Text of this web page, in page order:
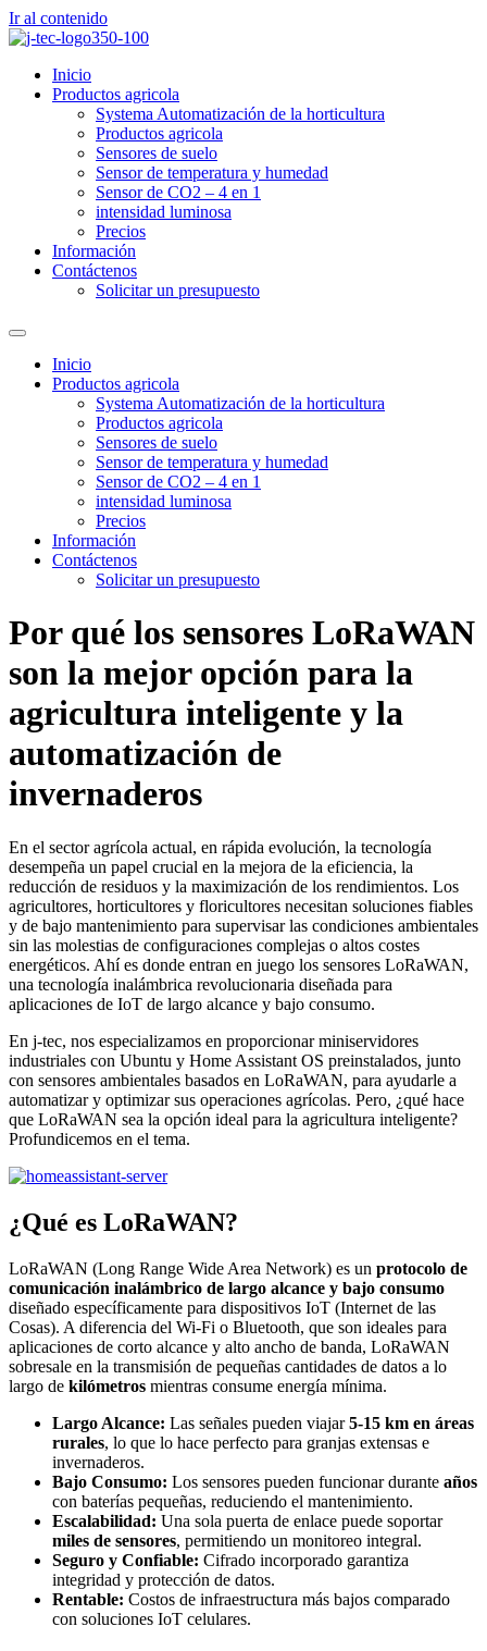
Ir al contenido
Inicio
Productos agricola
Systema Automatización de la horticultura
Productos agricola
Sensores de suelo
Sensor de temperatura y humedad
Sensor de CO2 – 4 en 1
intensidad luminosa
Precios
Información
Contáctenos
Solicitar un presupuesto
Inicio
Productos agricola
Systema Automatización de la horticultura
Productos agricola
Sensores de suelo
Sensor de temperatura y humedad
Sensor de CO2 – 4 en 1
intensidad luminosa
Precios
Información
Contáctenos
Solicitar un presupuesto
Por qué los sensores LoRaWAN
son la mejor opción para la
agricultura inteligente y la
automatización de
invernaderos
En el sector agrícola actual, en rápida evolución, la tecnología
desempeña un papel crucial en la mejora de la eficiencia, la
reducción de residuos y la maximización de los rendimientos. Los
agricultores, horticultores y floricultores necesitan soluciones fiables
y de bajo mantenimiento para supervisar las condiciones ambientales
sin las molestias de configuraciones complejas o altos costes
energéticos. Ahí es donde entran en juego los sensores LoRaWAN,
una tecnología inalámbrica revolucionaria diseñada para
aplicaciones de IoT de largo alcance y bajo consumo.
En j-tec, nos especializamos en proporcionar miniservidores
industriales con Ubuntu y Home Assistant OS preinstalados, junto
con sensores ambientales basados en LoRaWAN, para ayudarle a
automatizar y optimizar sus operaciones agrícolas. Pero, ¿qué hace
que LoRaWAN sea la opción ideal para la agricultura inteligente?
Profundicemos en el tema.
¿Qué es LoRaWAN?
LoRaWAN (Long Range Wide Area Network) es un protocolo de
comunicación inalámbrico de largo alcance y bajo consumo
diseñado específicamente para dispositivos IoT (Internet de las
Cosas). A diferencia del Wi-Fi o Bluetooth, que son ideales para
aplicaciones de corto alcance y alto ancho de banda, LoRaWAN
sobresale en la transmisión de pequeñas cantidades de datos a lo
largo de kilómetros mientras consume energía mínima.
Largo Alcance: Las señales pueden viajar5-15 km en áreas
rurales, lo que lo hace perfecto para granjas extensas e
invernaderos.
Bajo Consumo: Los sensores pueden funcionar durante años
con baterías pequeñas, reduciendo el mantenimiento.
Escalabilidad: Una sola puerta de enlace puede soportar
miles de sensores, permitiendo un monitoreo integral.
Seguro y Confiable: Cifrado incorporado garantiza
integridad y protección de datos.
Rentable: Costos de infraestructura más bajos comparado
con soluciones IoT celulares.